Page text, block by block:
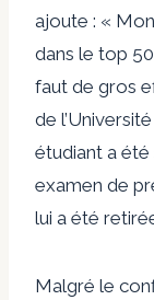
ajoute : «
dans le top
faut de gros
de
étudiant a été
examen de
lui a été
Malgré le